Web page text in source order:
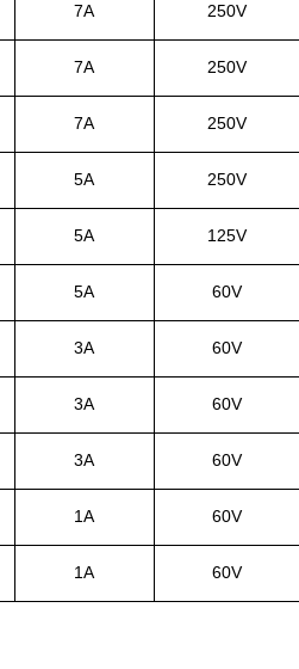
7A 250V
7A 250V
7A 250V
5A 250V
5A 125V
5A 60V
3A 60V
3A 60V
3A 60V
1A 60V
1A 60V